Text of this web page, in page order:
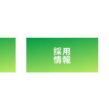
採用
情報